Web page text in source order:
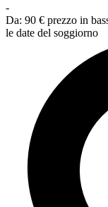
-
Da: 90 € prezzo in
le date del soggiorno